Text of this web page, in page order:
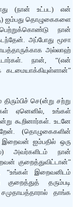
(நான் உட்பட) என்
ஐம்பது தொழுகைகளை
நான்
அப்போது மூசா
அல்லாஹ்
நான், “(என்
செ(ன்று சற்று
ஏனெனில், உங்கள்
கூறினார்கள். உடனே
(தொழுகைகளின்
ஐம்பதில் ஒரு
அவர்களிடம் நான்
குறைத்துவிட்டான்”
இறைவனிடம்
தரும்படி
தாங்க